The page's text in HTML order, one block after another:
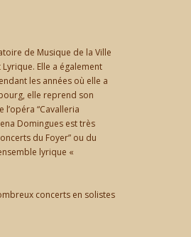
de Musique de la Ville
Elle a également
les années où elle a
elle reprend son
“Cavalleria
Domingues est très
du Foyer” ou du
lyrique «
concerts en solistes